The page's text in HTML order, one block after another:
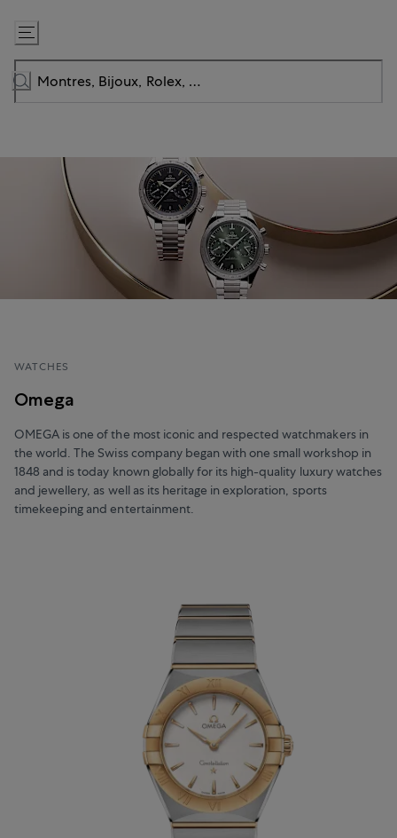
Passer
au
contenu
WATCHES
Omega
OMEGA is one of the most iconic and respected watchmakers in
the world. The Swiss company began with one small workshop in
1848 and is today known globally for its high-quality luxury watches
and jewellery, as well as its heritage in exploration, sports
timekeeping and entertainment.